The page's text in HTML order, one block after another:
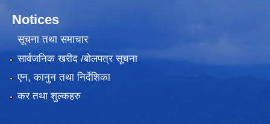
Notices
सूचना तथा समाचार
सार्वजनिक खरीद /बोलपत्र सूचना
एन, कानुन तथा निर्देशिका
कर तथा शुल्कहरु